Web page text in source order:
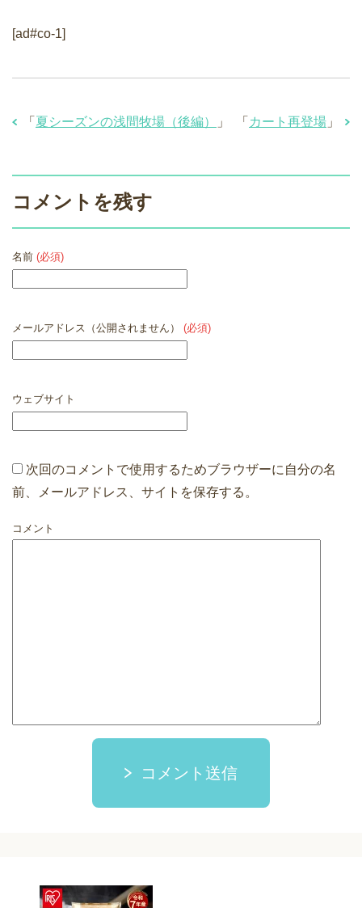
[ad#co-1]
「 カート再登場 」
「 夏シーズンの浅間牧場（後編） 」
コメントを残す
名前 (必須)
メールアドレス（公開されません） (必須)
ウェブサイト
次回のコメントで使用するためブラウザーに自分の名
前、メールアドレス、サイトを保存する。
コメント
コメント送信